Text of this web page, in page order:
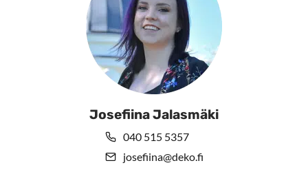
Josefiina Jalasmäki
040 515 5357
josefiina@deko.fi